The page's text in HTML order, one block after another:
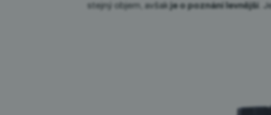
stejný objem, avšak je o poznání levnější .